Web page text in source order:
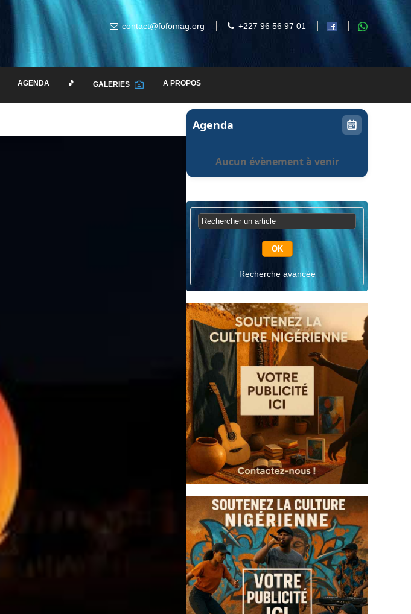
contact@fofomag.org +227 96 56 97 01
AGENDA 🎵 GALERIES A PROPOS
Agenda
Aucun évènement à venir
Recherche avancée